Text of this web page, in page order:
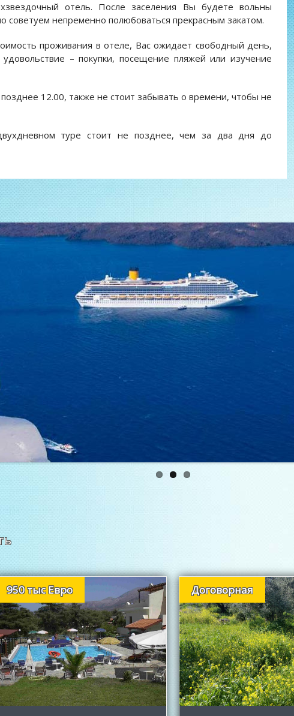
отель. После заселения Вы будете вольны
советуем непременно полюбоваться прекрасным закатом.
проживания в отеле, Вас ожидает свободный день,
– покупки, посещение пляжей или изучение
12.00, также не стоит забывать о времени, чтобы не
туре стоит не позднее, чем за два дня до
950 тыс Евро
Подробнее
Договорная
Подробнее